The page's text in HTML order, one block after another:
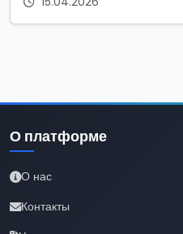
О платформе
О нас
Контакты